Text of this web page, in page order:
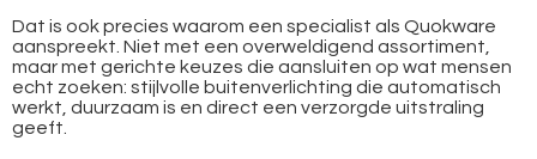
Dat is ook precies waarom een specialist als Quokware
aanspreekt. Niet met een overweldigend assortiment,
maar met gerichte keuzes die aansluiten op wat mensen
echt zoeken: stijlvolle buitenverlichting die automatisch
werkt, duurzaam is en direct een verzorgde uitstraling
geeft.